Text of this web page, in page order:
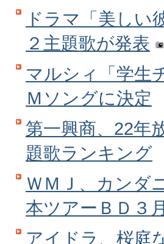
ドラマ「美しい
２主題歌が発表
マルシィ「学生
Ｍソングに決定
第一興商、22年
題歌ランキング
ＷＭＪ、カンダ
本ツアーＢＤ３月
アイドラ、桜庭